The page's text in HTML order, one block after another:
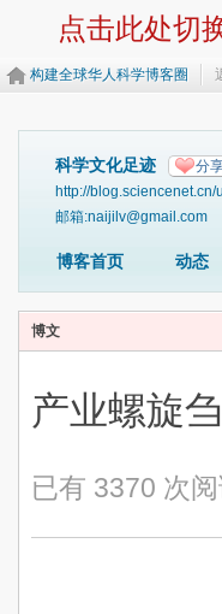
点击此处切
构建全球华人科学博客圈
科学文化足迹 分
http://blog.sciencenet.cn/
邮箱:naijilv@gmail.com
博客首页 动态
博文
产业螺旋
已有 3370 次